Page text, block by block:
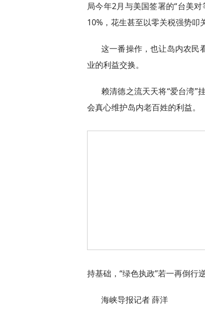
局今年2月与美国签署的“台美
10%，花生甚至以零关税强势叩
这一番操作，也让岛内农民
业的利益交换。
赖清德之流天天将“爱台湾”
会真心维护岛内老百姓的利益。
持基础，“绿色执政”若一再倒行
海峡导报记者 薛洋